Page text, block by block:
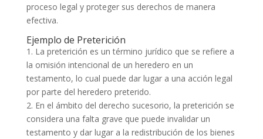
proceso legal y proteger sus derechos de manera
efectiva.
Ejemplo de Preterición
1. La preterición es un término jurídico que se refiere a
la omisión intencional de un heredero en un
testamento, lo cual puede dar lugar a una acción legal
por parte del heredero preterido.
2. En el ámbito del derecho sucesorio, la preterición se
considera una falta grave que puede invalidar un
testamento y dar lugar a la redistribución de los bienes